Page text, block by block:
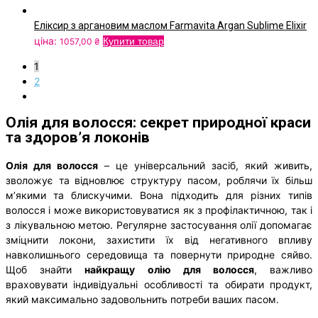
Еліксир з аргановим маслом Farmavita Argan Sublime Elixir
ціна: 1057,00 ₴ Купити товар
1
2
Олія для волосся: секрет природної краси
та здоров’я локонів
Олія для волосся – це універсальний засіб, який живить,
зволожує та відновлює структуру пасом, роблячи їх більш
м’якими та блискучими. Вона підходить для різних типів
волосся і може використовуватися як з профілактичною, так і
з лікувальною метою. Регулярне застосування олії допомагає
зміцнити локони, захистити їх від негативного впливу
навколишнього середовища та повернути природне сяйво.
Щоб знайтинайкращу олію для волосся, важливо
враховувати індивідуальні особливості та обирати продукт,
який максимально задовольнить потреби ваших пасом.